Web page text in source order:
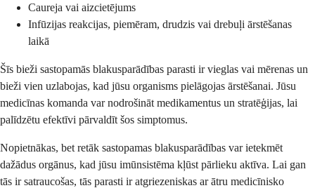
Caureja vai aizcietējums
Infūzijas reakcijas, piemēram, drudzis vai drebuļi ārstēšanas
laikā
Šīs bieži sastopamās blakusparādības parasti ir vieglas vai mērenas un
bieži vien uzlabojas, kad jūsu organisms pielāgojas ārstēšanai. Jūsu
medicīnas komanda var nodrošināt medikamentus un stratēģijas, lai
palīdzētu efektīvi pārvaldīt šos simptomus.
Nopietnākas, bet retāk sastopamas blakusparādības var ietekmēt
dažādus orgānus, kad jūsu imūnsistēma kļūst pārlieku aktīva. Lai gan
tās ir satraucošas, tās parasti ir atgriezeniskas ar ātru medicīnisko